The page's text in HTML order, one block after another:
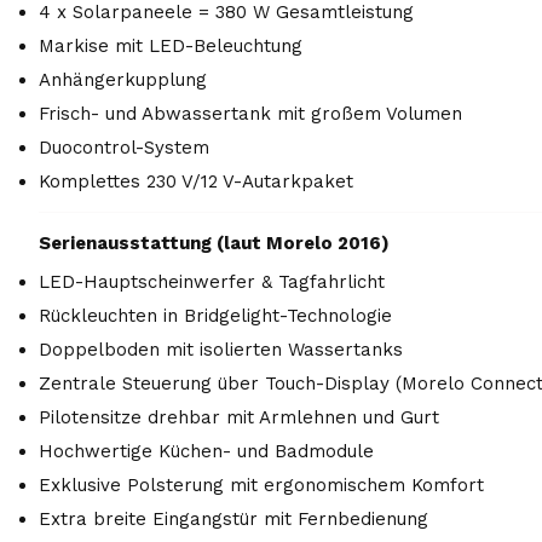
4 x Solarpaneele = 380 W Gesamtleistung
Markise mit LED-Beleuchtung
Anhängerkupplung
Frisch- und Abwassertank mit großem Volumen
Duocontrol-System
Komplettes 230 V/12 V-Autarkpaket
Serienausstattung (laut Morelo 2016)
LED-Hauptscheinwerfer & Tagfahrlicht
Rückleuchten in Bridgelight-Technologie
Doppelboden mit isolierten Wassertanks
Zentrale Steuerung über Touch-Display (Morelo
Pilotensitze drehbar mit Armlehnen und Gurt
Hochwertige Küchen- und Badmodule
Exklusive Polsterung mit ergonomischem Komfort
Extra breite Eingangstür mit Fernbedienung